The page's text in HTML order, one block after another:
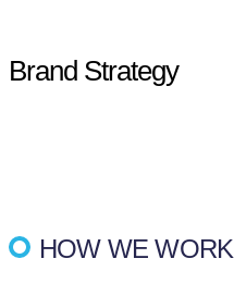
Brand Strategy
HOW WE WORK